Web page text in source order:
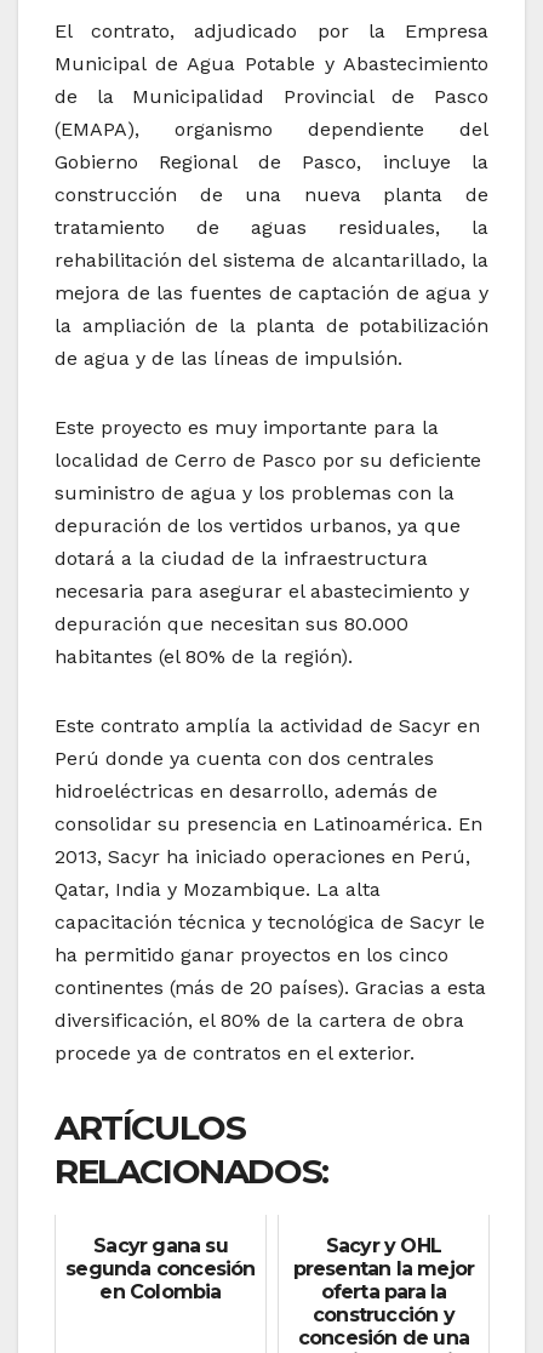
El contrato, adjudicado por la Empresa
Municipal de Agua Potable y Abastecimiento
de la Municipalidad Provincial de Pasco
(EMAPA), organismo dependiente del
Gobierno Regional de Pasco, incluye la
construcción de una nueva planta de
tratamiento de aguas residuales, la
rehabilitación del sistema de alcantarillado, la
mejora de las fuentes de captación de agua y
la ampliación de la planta de potabilización
de agua y de las líneas de impulsión.
Este proyecto es muy importante para la
localidad de Cerro de Pasco por su deficiente
suministro de agua y los problemas con la
depuración de los vertidos urbanos, ya que
dotará a la ciudad de la infraestructura
necesaria para asegurar el abastecimiento y
depuración que necesitan sus 80.000
habitantes (el 80% de la región).
Este contrato amplía la actividad de Sacyr en
Perú donde ya cuenta con dos centrales
hidroeléctricas en desarrollo, además de
consolidar su presencia en Latinoamérica. En
2013, Sacyr ha iniciado operaciones en Perú,
Qatar, India y Mozambique. La alta
capacitación técnica y tecnológica de Sacyr le
ha permitido ganar proyectos en los cinco
continentes (más de 20 países). Gracias a esta
diversificación, el 80% de la cartera de obra
procede ya de contratos en el exterior.
ARTÍCULOS
RELACIONADOS:
Sacyr gana su
segunda concesión
en Colombia
Sacyr y OHL
presentan la mejor
oferta para la
construcción y
concesión de una